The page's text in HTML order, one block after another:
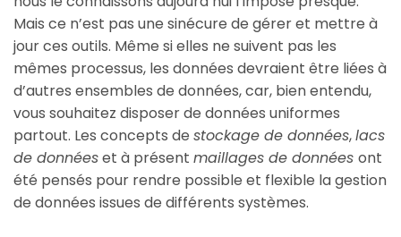
Mais ce n’est pas une sinécure de gérer et mettre à
jour ces outils. Même si elles ne suivent pas les
mêmes processus, les données devraient être liées à
d’autres ensembles de données, car, bien entendu,
vous souhaitez disposer de données uniformes
partout. Les concepts de stockage de données,lacs
de donnéeset à présent maillages de données ont
été pensés pour rendre possible et flexible la gestion
de données issues de différents systèmes.